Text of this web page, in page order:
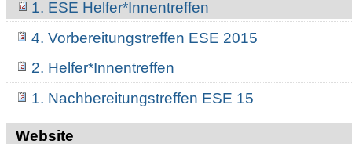
1. ESE Helfer*Innentreffen
4. Vorbereitungstreffen ESE 2015
2. Helfer*Innentreffen
1. Nachbereitungstreffen ESE 15
Website